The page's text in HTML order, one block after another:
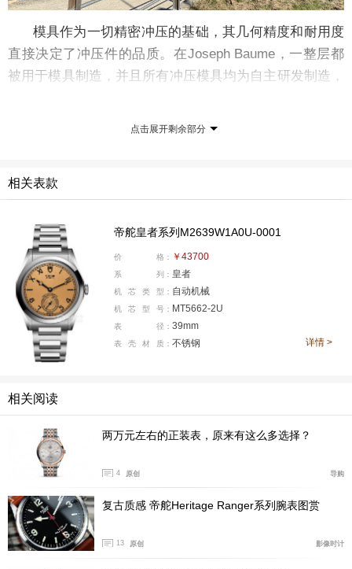
模具作为一切精密冲压的基础，其几何精度和耐用度
直接决定了冲压件的品质。在Joseph Baume，一整层都
被用于模具制造，并且所有冲压模具均为自主研发制造，
我们看到，不锈钢表壳的制造，冲压机会先通过模具
将所需形状的金属块坯料，从整块钢坯中冲裁分离，分离
后的钢坯，为了防止金属撕裂或折断，不仅要在多达15次
冲压中，每次都要更换尺寸略有不同的模具，使钢坯形状
逐步精细至最终成型，还要在每一两次冲压后进行退火处
理，以消除金属在冲压过程中所产生的内部结构应力。
点击展开剩余部分
相关表款
帝舵皇者系列M2639W1A0U-0001
价 格： ￥43700
系 列： 皇者
机 芯 类 型： 自动机械
机 芯 型 号： MT5662-2U
表 径： 39mm
表 壳 材 质： 不锈钢 详情 >
相关阅读
两万元左右的正装表，原来有这么多选择？
4 原创 导购
复古质感 帝舵Heritage Ranger系列腕表图赏
13 原创 影像时计